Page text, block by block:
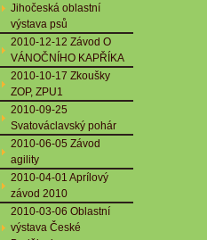
Jihočeská oblastní
výstava psů
2010-12-12 Závod O
VÁNOČNÍHO KAPŘÍKA
2010-10-17 Zkoušky
ZOP, ZPU1
2010-09-25
Svatováclavský pohár
2010-06-05 Závod
agility
2010-04-01 Aprílový
závod 2010
2010-03-06 Oblastní
výstava České